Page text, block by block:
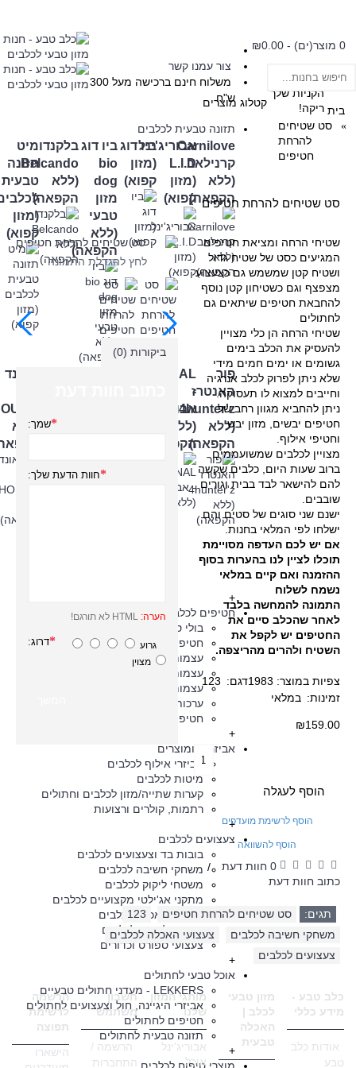
צור עמנו קשר
0 מוצר(ים) - ₪0.00
עגלת
הקניות שלך
ריקה!
משלוח חינם ברכישה מעל 300
ש"ח
קטלוג מוצרים
תזונה טבעית לכלבים
Carnilove
קרנילאב
(ללא
הקפאה)
אבוריג'ינל
L.I.D
(מזון
קפוא)
ביו דוג
(מזון
קפוא)
ביו דוג
bio
dog
מזון
טבעי
(ללא
הקפאה)
בלקנדו
Belcando
(ללא
הקפאה)
מיט
תזונה
טבעית
(מזון
קפוא)
פור
האנטרז
4hunter'z
(ללא
הקפאה)
ABORIGINAL
-
אבוריג'ינל
(ללא
הקפאה)
קאניס
הקפאה)
האונד
(ללא
+
חטיפים לכלבים
בולי סטיק לכלבים
חטיפים בריאים לכלבים
עצמות דנטליות לכלבים
עצמות יאק לכלבים
עצמות לכלבים
ערכות ומארזי חיסכון
חטיפי אילוף כלבים
+
אביזרים ומוצרים
אביזרי אילוף לכלבים
מיטות לכלבים
קערות שתייה/מזון לכלבים וחתולים
רתמות, קולרים ורצועות
+
צעצועים לכלבים
בובות בד וצעצועים לכלבים
משחקי חשיבה לכלבים
משטחי ליקוק לכלבים
מתקני אג'ילטי מקצועיים לכלבים
צעצועי האכלה לכלבים
צעצועי לעיסה לכלבים
צעצועי ספורט וכדורים
+
אוכל טבעי לחתולים
LEKKERS - מעדני חתולים טבעיים
אביזרי היגיינה, חול וצעצועים לחתולים
חטיפים לחתולים
תזונה טבעית לחתולים
+
בית
סט שטיחים
להרחת
חטיפים
סט שטיחים להרחת חטיפים
לחץ להגדלת התמונה
ביקורות (0)
שמך:
חוות הדעת שלך:
הערה:
דרוג:
גרוע
מצוין
שטיחי הרחה ומציאת חטיפים
המגיעים כסט של שטיח גדול
ושטיח קטן שמשמש גם כצעצוע
מצפצף וגם כשטיחון קטן נוסף
להחבאת חטיפים שיתאים גם
לחתולים
שטיחי הרחה הן כלי מצויין
להעסיק את הכלב בימים
גשומים או ימים חמים מידי
שלא ניתן לפרוק לכלב אנרגיה
וחייבים למצוא לו תעסוקה.
ניתן להחביא מגוון רחב של
חטיפים יבשים, מזון יבש
וחטיפי אילוף.
מצויין לכלבים שמשועממים
ברוב שעות היום, כלבים שקשה
להם להישאר לבד בבית וגורים
שובבים.
ישנם שני סוגים של סטים והם
ישלחו לפי המלאי בחנות.
אם יש לכם העדפה מסויימת
תוכלו לציין לנו בהערות בסוף
ההזמנה ואם קיים במלאי
נשמח לשלוח
התמונה להמחשה בלבד
לאחר שהכלב סיים את
החטיפים יש לקפל את
השטיח ולהרים מהריצפה.
צפיות במוצר: 1983 דגם: 123
זמינות: במלאי
₪159.00
הוסף לעגלה
הוסף לרשימת מועדפים
הוסף להשוואה
0 חוות דעת
/
כתוב חוות דעת
תגים: סט שטיחים להרחת חטיפים ,
123
,
משחקי חשיבה לכלבים
צעצועי האכלה לכלבים ,
צעצועים לכלבים
כלב טבע -
מידע כללי
אודות כלב
טבע
מזון טבעי
לכלב |
האכלה
טבעית
מותגי המזון
שלנו
אבוריג'ינל
אוכל
חשבון
משתמש
הרשמה /
התחברות
הרשמה
לרשימת
תפוצה
הישארו